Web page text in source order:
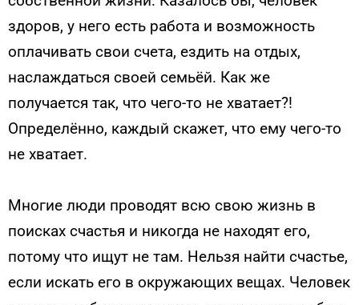
здоров, у него есть работа и возможность
оплачивать свои счета, ездить на отдых,
наслаждаться своей семьёй. Как же
получается так, что чего-то не хватает?!
Определённо, каждый скажет, что ему чего-то
не хватает.
Многие люди проводят всю свою жизнь в
поисках счастья и никогда не находят его,
потому что ищут не там. Нельзя найти счастье,
если искать его в окружающих вещах. Человек